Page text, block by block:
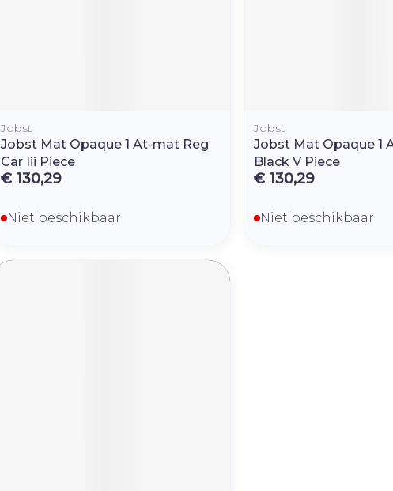
Jobst
Jobst Mat Opaque 1 At-mat Reg
Car Iii Piece
€ 130,29
Niet beschikbaar
Jobst
Jobst Mat Opaque 1
Black V Piece
€ 130,29
Niet beschikbaar